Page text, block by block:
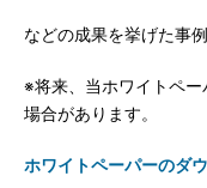
などの成果を挙げた事
※将来、当ホワイトペ
場合があります。
ホワイトペーパーのダ